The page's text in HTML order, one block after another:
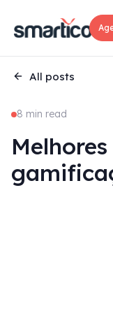
All posts
8 min read